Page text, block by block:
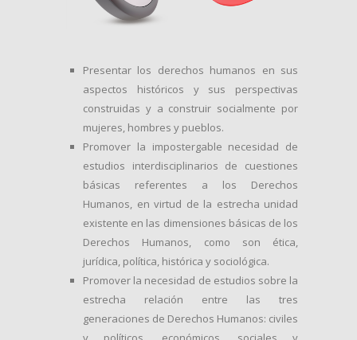
Presentar los derechos humanos en sus
aspectos históricos y sus perspectivas
construidas y a construir socialmente por
mujeres, hombres y pueblos.
Promover la impostergable necesidad de
estudios interdisciplinarios de cuestiones
básicas referentes a los Derechos
Humanos, en virtud de la estrecha unidad
existente en las dimensiones básicas de los
Derechos Humanos, como son ética,
jurídica, política, histórica y sociológica.
Promover la necesidad de estudios sobre la
estrecha relación entre las tres
generaciones de Derechos Humanos: civiles